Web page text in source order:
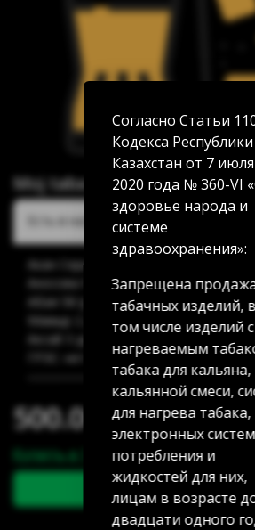
Moj taba Барбарис 0.3л
500.00 тг
Купить в 1 клик
В корзину
Есть в наличии:
Акан Серы 20/5: нет в наличии
Аносова 91: нет в наличии
Абая 58 (уг Манаса): нет в наличии
Мамыр 2 дом 3: нет в наличии
Аксай 3 дом 7: нет в наличии
ГРЭС: нет в наличии
Согласно Статьи
Кодекса Республики
Казахстан от 7 июля
2020 года № 360-VI
здоровье народа и
системе
здравоохранения»:
Запрещена
табачных изделий, в
том числе изделий с
нагреваемым
табака для кальяна,
кальянной смеси,
для нагрева табака,
электронных систем
потребления и
жидкостей для них,
лицам в возрасте
двадцати одного